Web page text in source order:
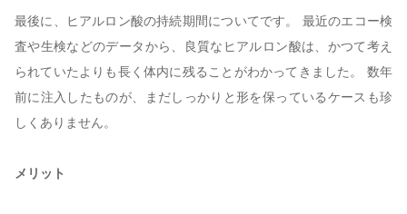
最後に、ヒアルロン酸の持続期間についてです。 最近のエコー検
査や生検などのデータから、良質なヒアルロン酸は、かつて考え
られていたよりも長く体内に残ることがわかってきました。 数年
前に注入したものが、まだしっかりと形を保っているケースも珍
しくありません。
メリット